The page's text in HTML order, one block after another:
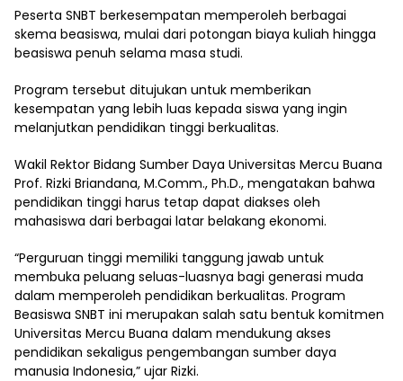
Peserta SNBT berkesempatan memperoleh berbagai
skema beasiswa, mulai dari potongan biaya kuliah hingga
beasiswa penuh selama masa studi.
Program tersebut ditujukan untuk memberikan
kesempatan yang lebih luas kepada siswa yang ingin
melanjutkan pendidikan tinggi berkualitas.
Wakil Rektor Bidang Sumber Daya Universitas Mercu Buana
Prof. Rizki Briandana, M.Comm., Ph.D., mengatakan bahwa
pendidikan tinggi harus tetap dapat diakses oleh
mahasiswa dari berbagai latar belakang ekonomi.
“Perguruan tinggi memiliki tanggung jawab untuk
membuka peluang seluas-luasnya bagi generasi muda
dalam memperoleh pendidikan berkualitas. Program
Beasiswa SNBT ini merupakan salah satu bentuk komitmen
Universitas Mercu Buana dalam mendukung akses
pendidikan sekaligus pengembangan sumber daya
manusia Indonesia,” ujar Rizki.